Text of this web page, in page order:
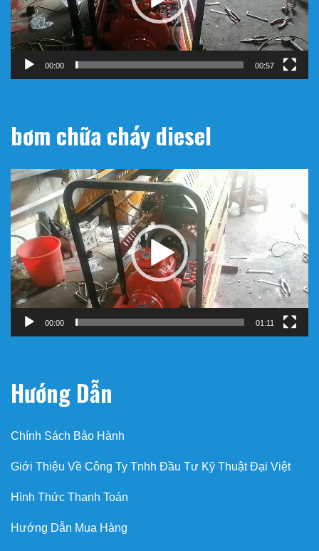
00:00 00:57
bơm chữa cháy diesel
Trình
chơi
Video
00:00 01:11
Hướng Dẫn
Chính Sách Bảo Hành
Giới Thiệu Về Công Ty Tnhh Đầu Tư Kỹ Thuật Đại Việt
Hình Thức Thanh Toán
Hướng Dẫn Mua Hàng